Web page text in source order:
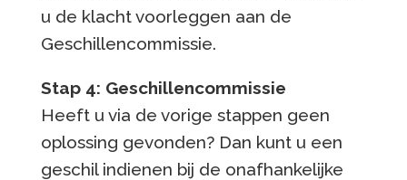
u de klacht voorleggen aan de
Geschillencommissie.
Stap 4: Geschillencommissie
Heeft u via de vorige stappen geen
oplossing gevonden? Dan kunt u een
geschil indienen bij de onafhankelijke